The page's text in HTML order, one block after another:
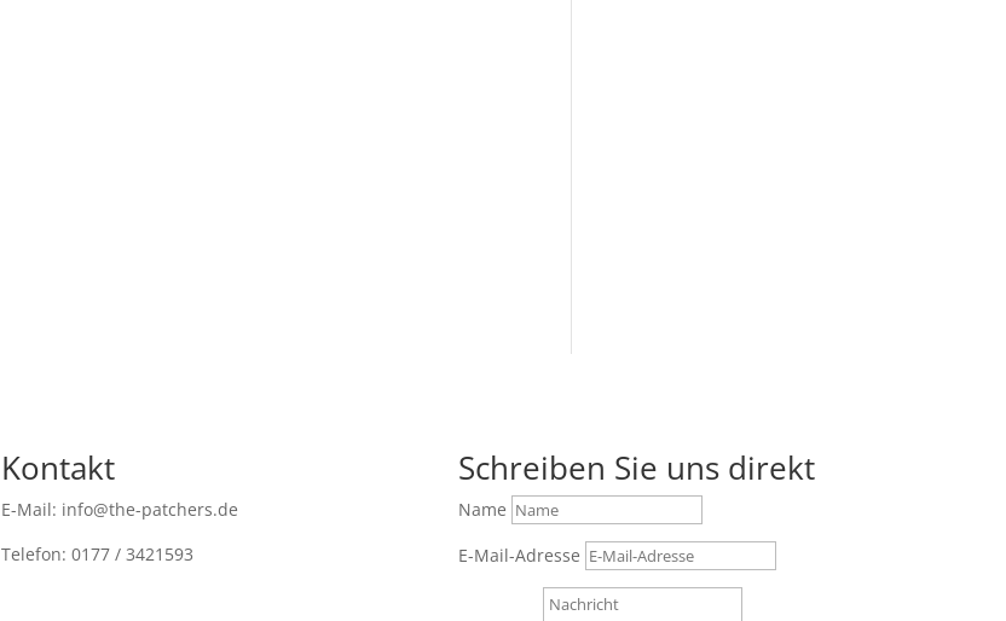
Kontakt
E-Mail: info@the-patchers.de
Telefon: 0177 / 3421593
Schreiben Sie uns direkt
Name
E-Mail-Adresse